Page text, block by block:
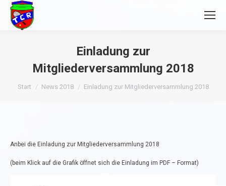
Einladung zur
Mitgliederversammlung 2018
Sie befinden sich hier:
Start News 2018 Einladung zur Mitgliederversammlung 2018
Anbei die Einladung zur Mitgliederversammlung 2018
(beim Klick auf die Grafik öffnet sich die Einladung im PDF – Format)